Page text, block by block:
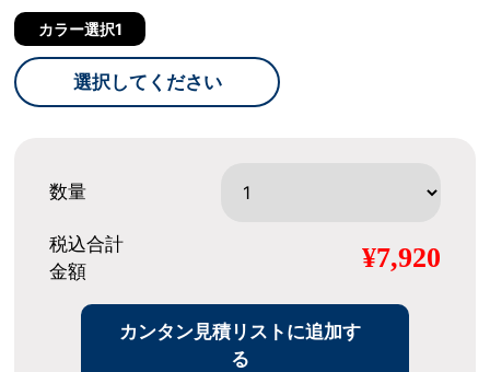
カラー選択1
選択してください
数量
税込合計
金額
¥7,920
カンタン見積リストに追加す
る